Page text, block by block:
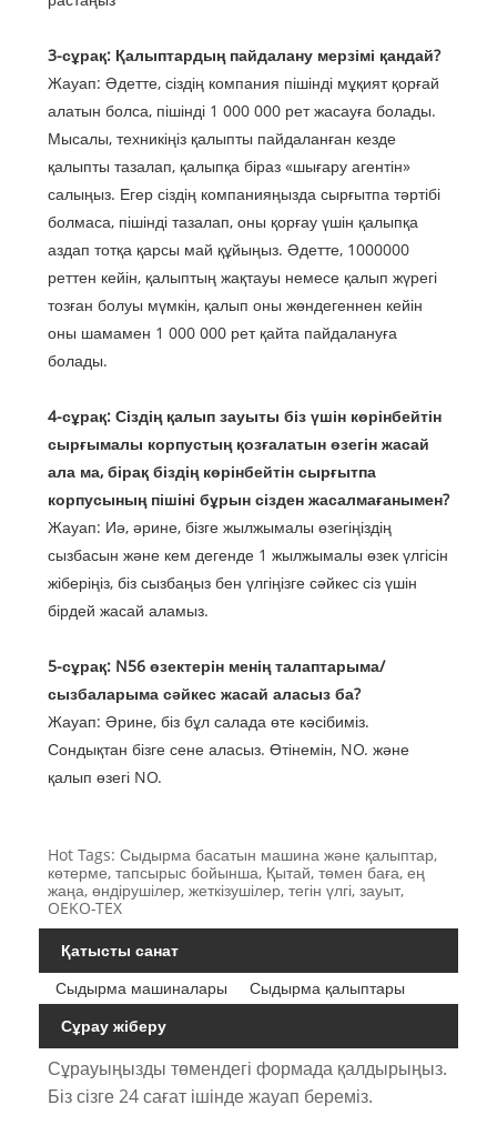
3-сұрақ: Қалыптардың пайдалану мерзімі қандай?
Жауап: Әдетте, сіздің компания пішінді мұқият қорғай
алатын болса, пішінді 1 000 000 рет жасауға болады.
Мысалы, техникіңіз қалыпты пайдаланған кезде
қалыпты тазалап, қалыпқа біраз «шығару агентін»
салыңыз. Егер сіздің компанияңызда сырғытпа тәртібі
болмаса, пішінді тазалап, оны қорғау үшін қалыпқа
аздап тотқа қарсы май құйыңыз. Әдетте, 1000000
реттен кейін, қалыптың жақтауы немесе қалып жүрегі
тозған болуы мүмкін, қалып оны жөндегеннен кейін
оны шамамен 1 000 000 рет қайта пайдалануға
болады.
4-сұрақ: Сіздің қалып зауыты біз үшін көрінбейтін
сырғымалы корпустың қозғалатын өзегін жасай
ала ма, бірақ біздің көрінбейтін сырғытпа
корпусының пішіні бұрын сізден жасалмағанымен?
Жауап: Иә, әрине, бізге жылжымалы өзегіңіздің
сызбасын және кем дегенде 1 жылжымалы өзек үлгісін
жіберіңіз, біз сызбаңыз бен үлгіңізге сәйкес сіз үшін
бірдей жасай аламыз.
5-сұрақ: N56 өзектерін менің талаптарыма/
сызбаларыма сәйкес жасай аласыз ба?
Жауап: Әрине, біз бұл салада өте кәсібиміз.
Сондықтан бізге сене аласыз. Өтінемін, NO. және
қалып өзегі NO.
Hot Tags: Сыдырма басатын машина және қалыптар,
көтерме, тапсырыс бойынша, Қытай, төмен баға, ең
жаңа, өндірушілер, жеткізушілер, тегін үлгі, зауыт,
OEKO-TEX
Қатысты санат
Сыдырма машиналары
Сыдырма қалыптары
Сұрау жіберу
Сұрауыңызды төмендегі формада қалдырыңыз.
Біз сізге 24 сағат ішінде жауап береміз.